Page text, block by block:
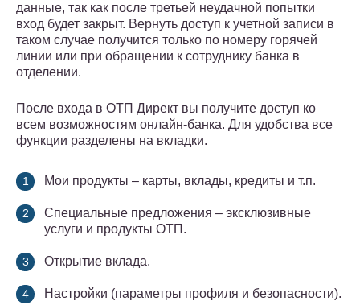
данные, так как после третьей неудачной попытки
вход будет закрыт. Вернуть доступ к учетной записи в
таком случае получится только по номеру горячей
линии или при обращении к сотруднику банка в
отделении.
После входа в ОТП Директ вы получите доступ ко
всем возможностям онлайн-банка. Для удобства все
функции разделены на вкладки.
Мои продукты – карты, вклады, кредиты и т.п.
Специальные предложения – эксклюзивные
услуги и продукты ОТП.
Открытие вклада.
Настройки (параметры профиля и безопасности).